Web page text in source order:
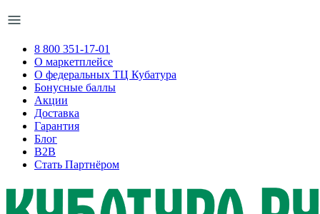
8 800 351-17-01
О маркетплейсе
О федеральных ТЦ Кубатура
Бонусные баллы
Акции
Доставка
Гарантия
Блог
B2B
Стать Партнёром